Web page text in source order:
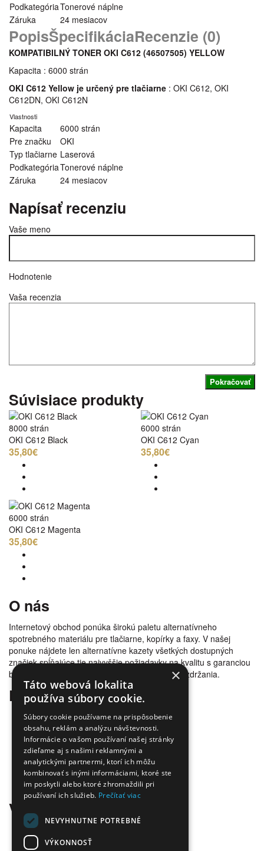
PodkategóriaTonerové náplne
Záruka
24 mesiacov
PopisŠpecifikáciaRecenzie (0)
KOMPATIBILNÝ TONER OKI C612 (46507505) YELLOW
Kapacita : 6000 strán
OKI C612 Yellow je určený pre tlačiarne : OKI C612, OKI
C612DN, OKI C612N
Vlastnosti
Kapacita
6000 strán
Pre značku
OKI
Typ tlačiarne Laserová
PodkategóriaTonerové náplne
Záruka
24 mesiacov
Napísať recenziu
Vaše meno
Hodnotenie
Vaša recenzia
Pokračovať
Súvisiace produkty
8000 strán
OKI C612 Black
35,80€
6000 strán
OKI C612 Cyan
35,80€
6000 strán
OKI C612 Magenta
35,80€
O nás
Internetový obchod ponúka širokú paletu alternatívneho
spotrebného materiálu pre tlačiarne, kopírky a faxy. V našej
ponuke nájdete len alternatívne kazety všetkých dostupných
značiek spĺňajúce tie najvyššie požiadavky na kvalitu s garanciou
bezproblémovosti tlače. Tovar doručujeme bez zdržania.
Prečo nakúpiť u nás
Úspora nákladov
Overená kvalita
Doprava zadarmo
Tovar skladom
Ekologická likvidácia tonerov
Množstvo spôsobov platby a dopravy
Ekológia
Všetko o nákupe
Kontaktné informácie
Platba a dodanie
×
Táto webová lokalita
používa súbory cookie.
Súbory cookie používame na prispôsobenie
obsahu, reklám a analýzu návštevnosti.
Informácie o vašom používaní našej stránky
zdieľame aj s našimi reklamnými a
analytickými partnermi, ktorí ich môžu
kombinovať s inými informáciami, ktoré ste
im poskytli alebo ktoré zhromaždili pri
používaní ich služieb. Prečítať viac
NEVYHNUTNE POTREBNÉ
VÝKONNOSŤ